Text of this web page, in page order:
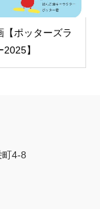
【ポッターズラ
】
4-8